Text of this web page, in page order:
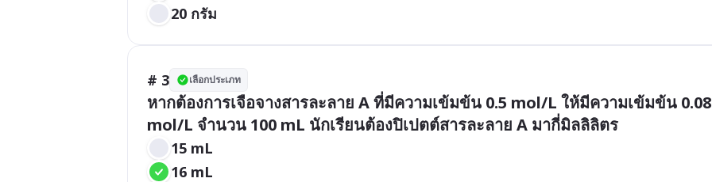
20 กรัม
# 3 เลือกประเภท
หากต้องการเจือจางสารละลาย A ที่มีความเข้มข้น 0.5 mol/L ให้มีความเข้มข้น 0.08
mol/L จำนวน 100 mL นักเรียนต้องปิเปตต์สารละลาย A มากี่มิลลิลิตร
15 mL
16 mL